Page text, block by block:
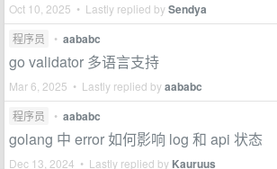
Oct 10, 2025 • Lastly replied bySendya
程序员 • aababc
go validator 多语言支持
Mar 6, 2025 • Lastly replied byaababc
程序员 • aababc
golang 中 error 如何影响 log 和 api 状态
Dec 13, 2024 • Lastly replied by Kauruus